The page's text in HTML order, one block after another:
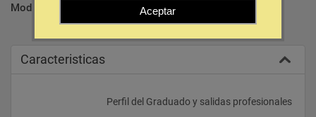
Modalidad:
Presencial
Caracteristicas
					Perfil del Graduado y salidas profesionales
Aceptar